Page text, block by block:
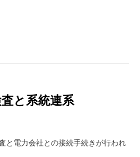
と系統連系
と電力会社との接続手続きが行われ